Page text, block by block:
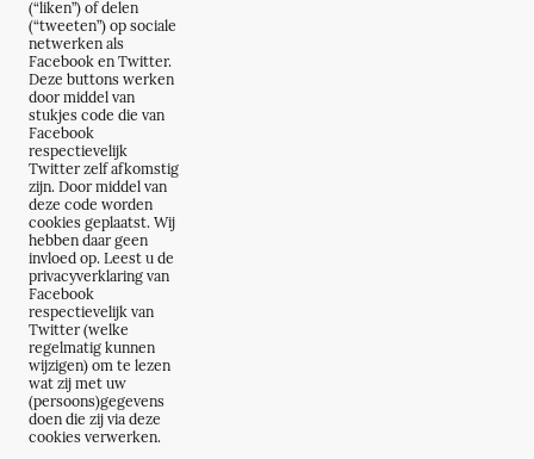
(“liken”) of delen
(“tweeten”) op sociale
netwerken als
Facebook en Twitter.
Deze buttons werken
door middel van
stukjes code die van
Facebook
respectievelijk
Twitter zelf afkomstig
zijn. Door middel van
deze code worden
cookies geplaatst. Wij
hebben daar geen
invloed op. Leest u de
privacyverklaring van
Facebook
respectievelijk van
Twitter (welke
regelmatig kunnen
wijzigen) om te lezen
wat zij met uw
(persoons)gegevens
doen die zij via deze
cookies verwerken.